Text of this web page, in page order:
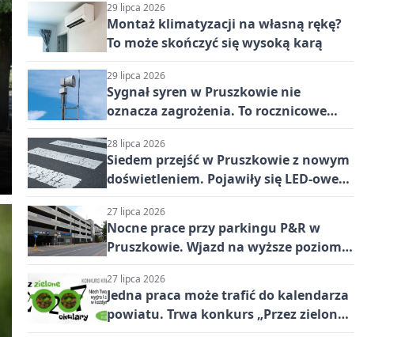
29 lipca 2026
Montaż klimatyzacji na własną rękę?
To może skończyć się wysoką karą
29 lipca 2026
Sygnał syren w Pruszkowie nie
oznacza zagrożenia. To rocznicowe
upamiętnienie
28 lipca 2026
Siedem przejść w Pruszkowie z nowym
doświetleniem. Pojawiły się LED-owe
„kocie oczka”
27 lipca 2026
Nocne prace przy parkingu P&R w
Pruszkowie. Wjazd na wyższe poziomy
chwilowo niemożliwy
27 lipca 2026
Jedna praca może trafić do kalendarza
powiatu. Trwa konkurs „Przez zielone
okulary”